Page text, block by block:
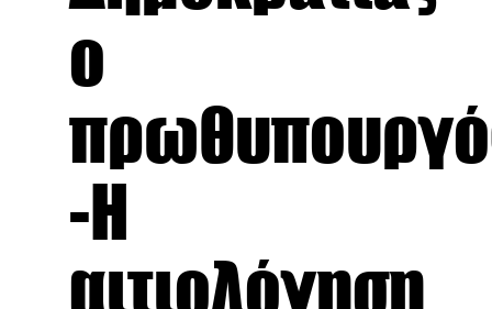
ο
-Η
αιτιολόγηση